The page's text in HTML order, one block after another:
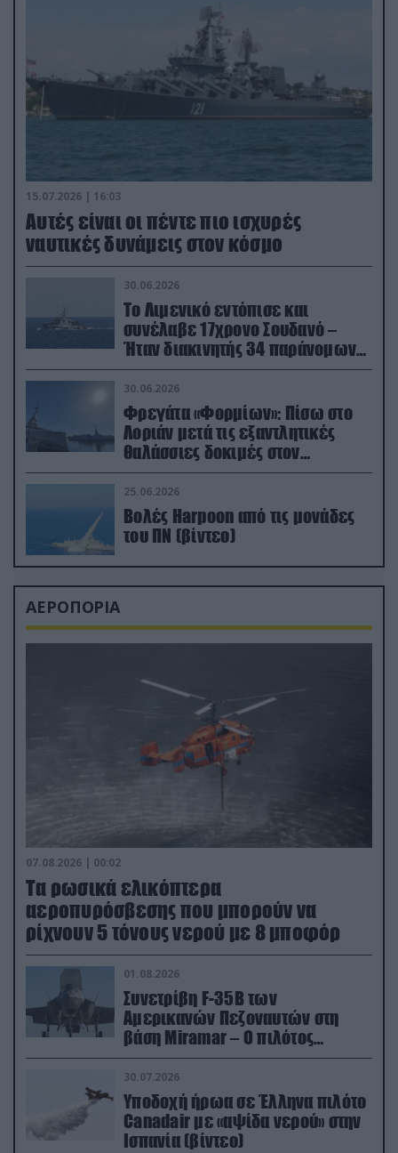
15.07.2026 | 16:03
Aυτές είναι οι πέντε πιο ισχυρές
ναυτικές δυνάμεις στον κόσμο
30.06.2026
Το Λιμενικό εντόπισε και
συνέλαβε 17χρονο Σουδανό –
Ήταν διακινητής 34 παράνομων
μεταναστών
30.06.2026
Φρεγάτα «Φορμίων»: Πίσω στο
Λοριάν μετά τις εξαντλητικές
θαλάσσιες δοκιμές στον
απαιτητικό Βισκαϊκό
25.06.2026
Βολές Harpoon από τις μονάδες
του ΠΝ (βίντεο)
ΑΕΡΟΠΟΡΙΑ
07.08.2026 | 00:02
Τα ρωσικά ελικόπτερα
αεροπυρόσβεσης που μπορούν να
ρίχνουν 5 τόνους νερού με 8 μποφόρ
01.08.2026
Συνετρίβη F-35B των
Αμερικανών Πεζοναυτών στη
βάση Miramar – Ο πιλότος
εκτινάχθηκε εγκαίρως
30.07.2026
Υποδοχή ήρωα σε Έλληνα πιλότο
Canadair με «αψίδα νερού» στην
Ισπανία (βίντεο)